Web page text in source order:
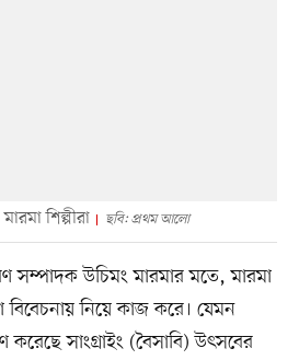
শিল্পীরা ছবি: প্রথম আলো
সম্পাদক উচিমং মারমার মতে, মারমা
বিবেচনায় নিয়ে কাজ করে। যেমন
করেছে সাংগ্রাইং (বৈসাবি) উৎসবের